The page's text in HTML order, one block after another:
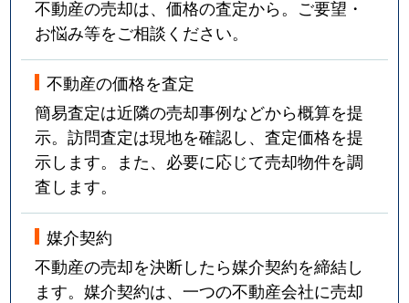
不動産の売却は、価格の査定から。ご要望・
お悩み等をご相談ください。
不動産の価格を査定
簡易査定は近隣の売却事例などから概算を提
示。訪問査定は現地を確認し、査定価格を提
示します。また、必要に応じて売却物件を調
査します。
媒介契約
不動産の売却を決断したら媒介契約を締結し
ます。媒介契約は、一つの不動産会社に売却